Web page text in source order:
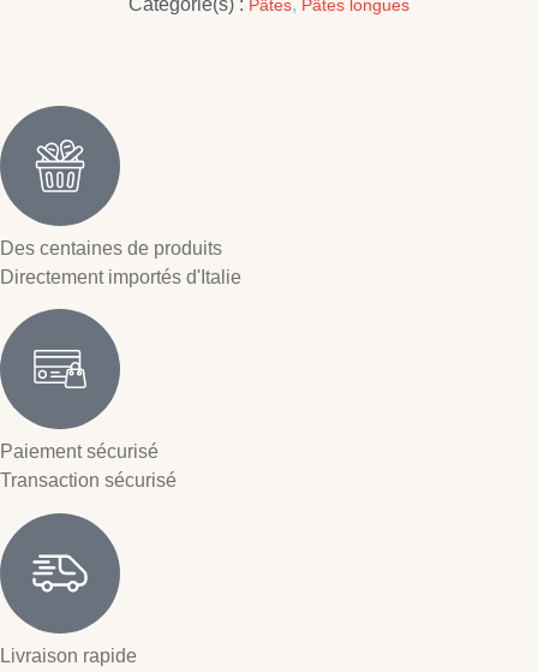
Pâtes Pâtes longues
Des centaines de produits
Directement importés d'Italie
Paiement sécurisé
Transaction sécurisé
Livraison rapide